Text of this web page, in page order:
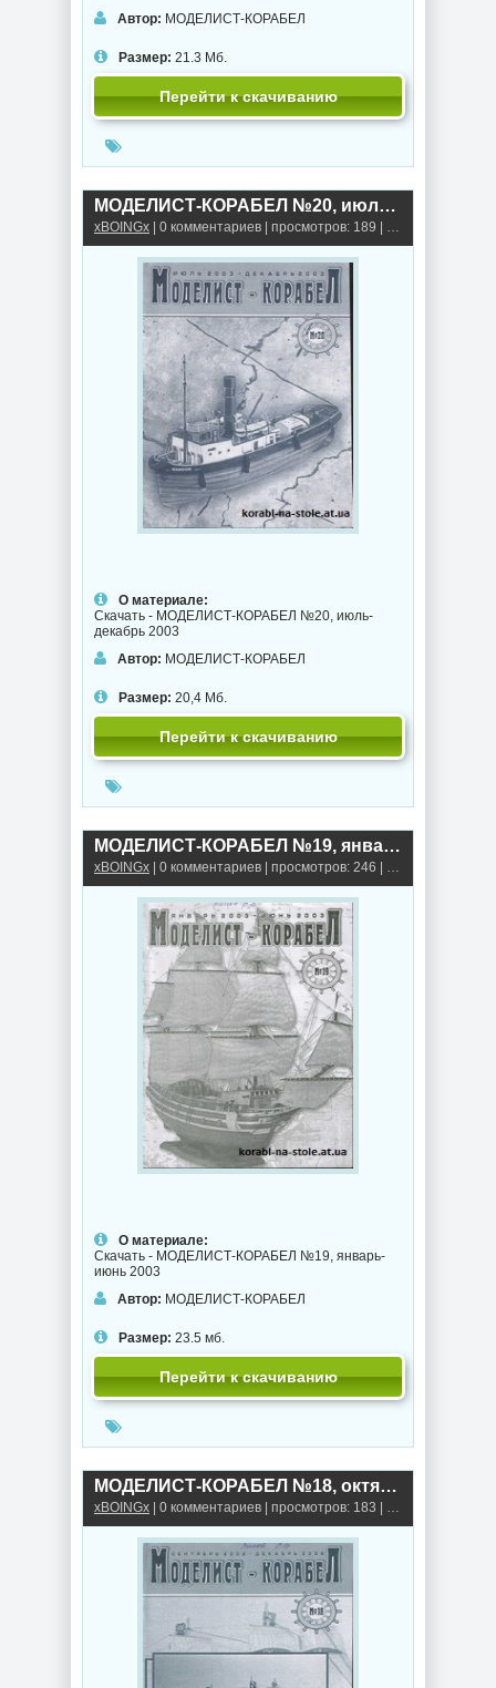
Автор: МОДЕЛИСТ-КОРАБЕЛ
Размер: 21.3 Мб.
Перейти к скачиванию
МОДЕЛИСТ-КОРАБЕЛ №20, июль-декабрь 2003
xBOINGx | 0 комментариев | просмотров: 189 | Книги, альбомы,
О материале:
Скачать - МОДЕЛИСТ-КОРАБЕЛ №20, июль-
декабрь 2003
Автор: МОДЕЛИСТ-КОРАБЕЛ
Размер: 20,4 Мб.
Перейти к скачиванию
МОДЕЛИСТ-КОРАБЕЛ №19, январь-июнь 2003
xBOINGx | 0 комментариев | просмотров: 246 | Книги, альбомы,
О материале:
Скачать - МОДЕЛИСТ-КОРАБЕЛ №19, январь-
июнь 2003
Автор: МОДЕЛИСТ-КОРАБЕЛ
Размер: 23.5 мб.
Перейти к скачиванию
МОДЕЛИСТ-КОРАБЕЛ №18, октябрь-декабрь 2002
xBOINGx | 0 комментариев | просмотров: 183 | Книги, альбомы,